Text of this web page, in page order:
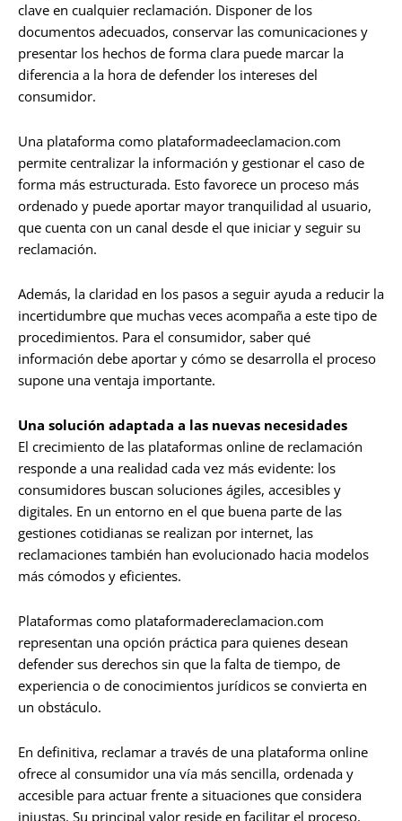
clave en cualquier reclamación. Disponer de los
documentos adecuados, conservar las comunicaciones y
presentar los hechos de forma clara puede marcar la
diferencia a la hora de defender los intereses del
consumidor.
Una plataforma como plataformadeeclamacion.com
permite centralizar la información y gestionar el caso de
forma más estructurada. Esto favorece un proceso más
ordenado y puede aportar mayor tranquilidad al usuario,
que cuenta con un canal desde el que iniciar y seguir su
reclamación.
Además, la claridad en los pasos a seguir ayuda a reducir la
incertidumbre que muchas veces acompaña a este tipo de
procedimientos. Para el consumidor, saber qué
información debe aportar y cómo se desarrolla el proceso
supone una ventaja importante.
Una solución adaptada a las nuevas necesidades
El crecimiento de las plataformas online de reclamación
responde a una realidad cada vez más evidente: los
consumidores buscan soluciones ágiles, accesibles y
digitales. En un entorno en el que buena parte de las
gestiones cotidianas se realizan por internet, las
reclamaciones también han evolucionado hacia modelos
más cómodos y eficientes.
Plataformas como plataformadereclamacion.com
representan una opción práctica para quienes desean
defender sus derechos sin que la falta de tiempo, de
experiencia o de conocimientos jurídicos se convierta en
un obstáculo.
En definitiva, reclamar a través de una plataforma online
ofrece al consumidor una vía más sencilla, ordenada y
accesible para actuar frente a situaciones que considera
injustas. Su principal valor reside en facilitar el proceso,